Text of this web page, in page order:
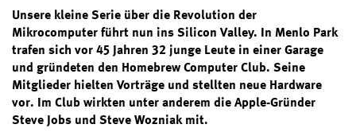
Unsere kleine Serie über die Revolution der
Mikrocomputer führt nun ins Silicon Valley. In Menlo Park
trafen sich vor 45 Jahren 32 junge Leute in einer Garage
und gründeten den Homebrew Computer Club. Seine
Mitglieder hielten Vorträge und stellten neue Hardware
vor. Im Club wirkten unter anderem die Apple-Gründer
Steve Jobs und Steve Wozniak mit.